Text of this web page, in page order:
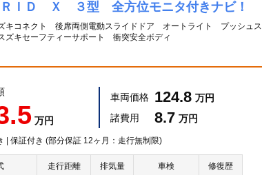
ＲＩＤ Ｘ ３型 全方位モニタ付きナビ！
コネクト 後席両側電動スライドドア オートライト プッシュス
キセーフティーサポート 衝突安全ボディ
万円
車両価格 124.8 万円
諸費用
8.7 万円
| 保証付き (部分保証 12ヶ月：走行無制限)
走行距離 排気量 車検 修復歴